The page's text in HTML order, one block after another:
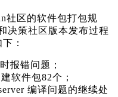
社区的软件包打包规
决策社区版本发布过程
：
报错问题；
软件包82个；
编译问题的继续处